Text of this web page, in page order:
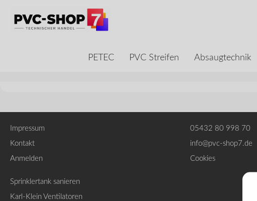
PETEC PVC Streifen Absaugtechnik
Impressum
Kontakt
Anmelden
Sprinklertank sanieren
Karl-Klein Ventilatoren
05432 80 998 70
info@pvc-shop7.de
Cookies